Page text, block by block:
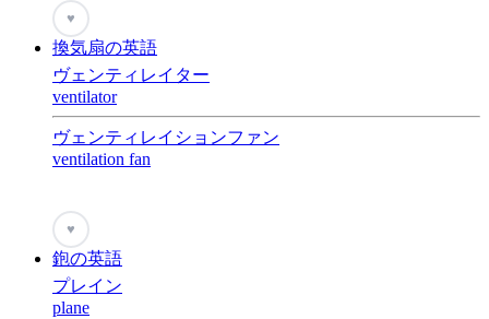
♥
換気扇の英語
ヴェンティレイター
ventilator
ヴェンティレイションファン
ventilation fan
♥
鉋の英語
プレイン
plane